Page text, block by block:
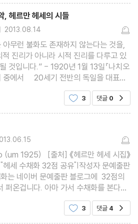
, 헤르만 헤세의 시들
| 2013.08.14
무런 불화도 존재하지 않는다는 것을,
진리가 아니라 시적 진리를 다루고 있
년 1월 13일『나치오
중에서 20세기 전반의 독일을 대표하
세계인의 정신적 스승이라 할 수 있는 헤
을 만
3 댓글 0
처] 《헤르만 헤세 시집》
헤세 수채화 32점 공유"|작성자 문예출판
는 네이버 문예출판 블로그에 32점의
퍼온겁니다. 아마 가서 수채화를 본다면
하나에 새밀함에 반할 겁니다. 헤르만헤세
면서 이 수채화의 새밀함과 포근함 마치
3 댓글 4